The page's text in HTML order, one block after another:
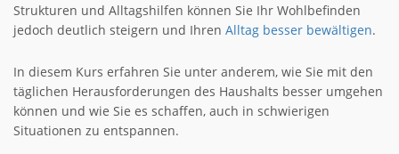
Strukturen und Alltagshilfen können Sie Ihr Wohlbefinden
jedoch deutlich steigern und Ihren Alltag besser bewältigen.
In diesem Kurs erfahren Sie unter anderem, wie Sie mit den
täglichen Herausforderungen des Haushalts besser umgehen
können und wie Sie es schaffen, auch in schwierigen
Situationen zu entspannen.